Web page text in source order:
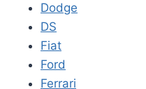
Dodge
DS
Fiat
Ford
Ferrari